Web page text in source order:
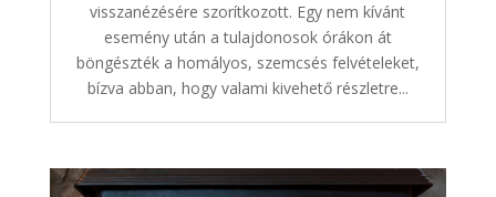
visszanézésére szorítkozott. Egy nem kívánt
esemény után a tulajdonosok órákon át
böngészték a homályos, szemcsés felvételeket,
bízva abban, hogy valami kivehető részletre...